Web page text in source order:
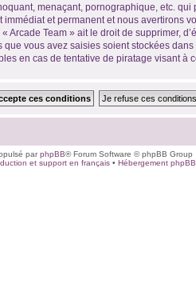
menaçant, pornographique, etc.
et permanent et nous avertirons
Team » ait le droit de supprimer,
vous avez saisies soient stockées
en cas de tentative de piratage visant à
parphpBB® Forum Software © phpBB Group
et support en français• Hébergement phpBB